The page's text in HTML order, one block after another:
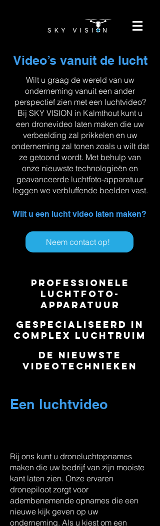
Video’s vanuit de lucht
Wilt u graag de wereld van uw
onderneming vanuit een ander
perspectief zien met een luchtvideo?
Bij SKY VISION in Kalmthout kunt u
een dronevideo laten maken die uw
verbeelding zal prikkelen en uw
onderneming zal tonen zoals u wilt dat
ze getoond wordt. Met behulp van
onze nieuwste technologieën en
geavanceerde luchtfoto-apparatuur
leggen we verbluffende beelden vast.
Wilt u een lucht video laten maken?
Neem contact op!
Professionele
luchtfoto-
apparatuur
Gespecialiseerd in
complex luchtruim
De nieuwste
videotechnieken
Een luchtvideo
Bij ons kunt u droneluchtopnames
maken die uw bedrijf van zijn mooiste
kant laten zien. Onze ervaren
dronepiloot zorgt voor
adembenemende opnames die een
nieuwe kijk geven op uw
onderneming. Als u kiest om een